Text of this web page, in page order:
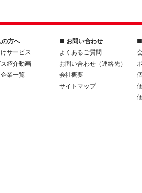
方へ
サービス
紹介動画
業一覧
■ お問い合わせ
よくあるご質問
お問い合わせ（連絡先）
会社概要
サイトマップ